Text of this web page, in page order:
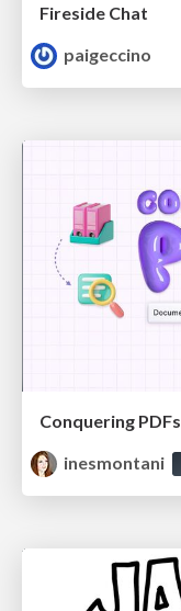
Fireside Chat
paigeccino
inesmontani